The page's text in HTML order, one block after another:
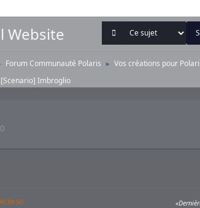
Website
Forum Communauté Polaris ► Vos créations pour
[Scenario] Imbroglio